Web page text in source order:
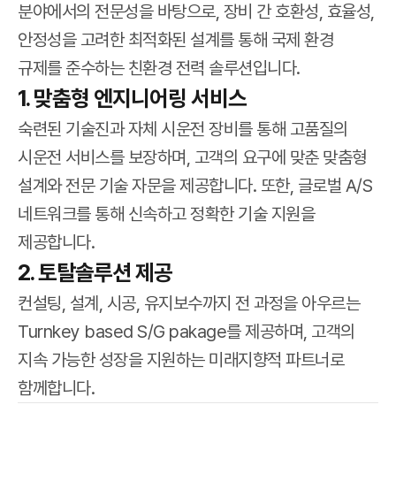
분야에서의 전문성을 바탕으로, 장비 간 호환성, 효율성,
안정성을 고려한 최적화된 설계를 통해 국제 환경
규제를 준수하는 친환경 전력 솔루션입니다.
1. 맞춤형 엔지니어링 서비스
숙련된 기술진과 자체 시운전 장비를 통해 고품질의
시운전 서비스를 보장하며, 고객의 요구에 맞춘 맞춤형
설계와 전문 기술 자문을 제공합니다. 또한, 글로벌 A/S
네트워크를 통해 신속하고 정확한 기술 지원을
제공합니다.
2. 토탈솔루션 제공
컨설팅, 설계, 시공, 유지보수까지 전 과정을 아우르는
Turnkey based S/G pakage를 제공하며, 고객의
지속 가능한 성장을 지원하는 미래지향적 파트너로
함께합니다.